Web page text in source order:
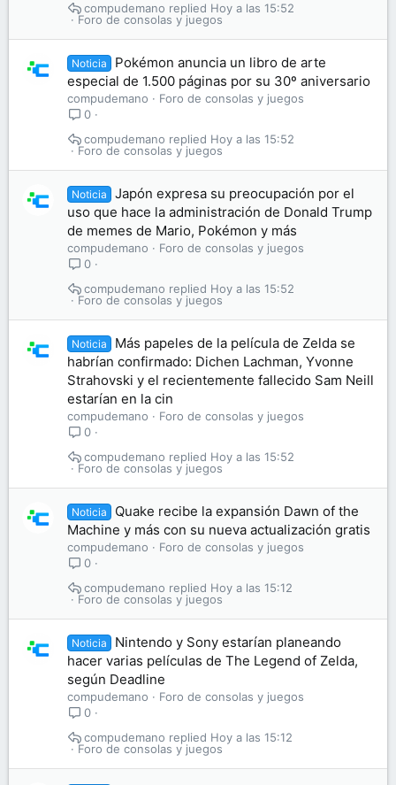
Foro de consolas y juegos
Hoy a las 15:52
compudemano
Noticia
Pokémon anuncia un libro de arte
especial de 1.500 páginas por su 30º aniversario
compudemano
Foro de consolas y juegos
0
Foro de consolas y juegos
Hoy a las 15:52
compudemano
Noticia
Japón expresa su preocupación por el
uso que hace la administración de Donald Trump
de memes de Mario, Pokémon y más
compudemano
Foro de consolas y juegos
0
Foro de consolas y juegos
Hoy a las 15:52
compudemano
Noticia
Más papeles de la película de Zelda se
habrían confirmado: Dichen Lachman, Yvonne
Strahovski y el recientemente fallecido Sam Neill
estarían en la cin
compudemano
Foro de consolas y juegos
0
Foro de consolas y juegos
Hoy a las 15:52
compudemano
Noticia
Quake recibe la expansión Dawn of the
Machine y más con su nueva actualización gratis
compudemano
Foro de consolas y juegos
0
Foro de consolas y juegos
Hoy a las 15:12
compudemano
Noticia
Nintendo y Sony estarían planeando
hacer varias películas de The Legend of Zelda,
según Deadline
compudemano
Foro de consolas y juegos
0
Foro de consolas y juegos
Hoy a las 15:12
compudemano